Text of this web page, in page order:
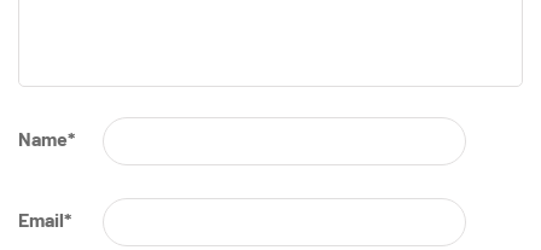
Name*
Email*